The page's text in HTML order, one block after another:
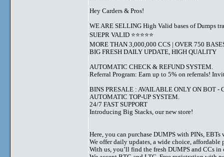
Hey Carders & Pros!
WE ARE SELLING High Valid bases of Dumps
SUEPR VALID ⭐️⭐️⭐️⭐️⭐️
MORE THAN 3,000,000 CCS | OVER 750
BIG FRESH DAILY UPDATE, HIGH QUALITY
AUTOMATIC CHECK & REFUND SYSTEM.
Referral Program: Earn up to 5% on referrals!
BINS PRESALE : AVAILABLE ONLY ON BOT -
AUTOMATIC TOP-UP SYSTEM.
24/7 FAST SUPPORT
Introducing Big Stacks, our new store!
Here, you can purchase DUMPS with PINs,
We offer daily updates, a wide choice,
With us, you’ll find the fresh DUMPS and CCs in